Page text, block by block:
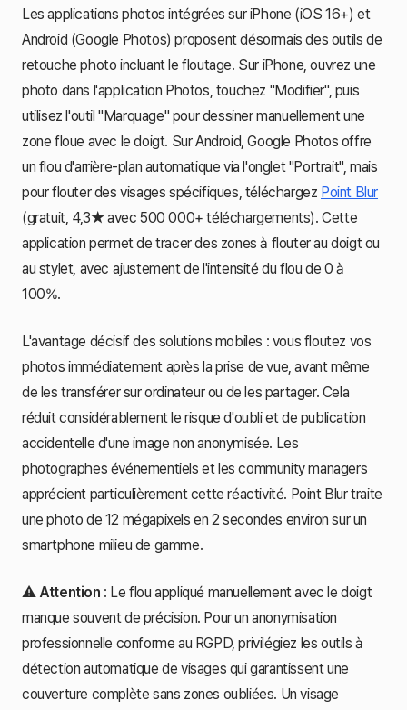
Les applications photos intégrées sur iPhone (iOS 16+) et
Android (Google Photos) proposent désormais des outils de
retouche photo incluant le floutage. Sur iPhone, ouvrez une
photo dans l'application Photos, touchez "Modifier", puis
utilisez l'outil "Marquage" pour dessiner manuellement une
zone floue avec le doigt. Sur Android, Google Photos offre
un flou d'arrière-plan automatique via l'onglet "Portrait", mais
pour flouter des visages spécifiques, téléchargez Point Blur
(gratuit, 4,3★ avec 500 000+ téléchargements). Cette
application permet de tracer des zones à flouter au doigt ou
au stylet, avec ajustement de l'intensité du flou de 0 à
100%.
L'avantage décisif des solutions mobiles : vous floutez vos
photos immédiatement après la prise de vue, avant même
de les transférer sur ordinateur ou de les partager. Cela
réduit considérablement le risque d'oubli et de publication
accidentelle d'une image non anonymisée. Les
photographes événementiels et les community managers
apprécient particulièrement cette réactivité. Point Blur traite
une photo de 12 mégapixels en 2 secondes environ sur un
smartphone milieu de gamme.
⚠️ Attention : Le flou appliqué manuellement avec le doigt
manque souvent de précision. Pour un anonymisation
professionnelle conforme au RGPD, privilégiez les outils à
détection automatique de visages qui garantissent une
couverture complète sans zones oubliées. Un visage